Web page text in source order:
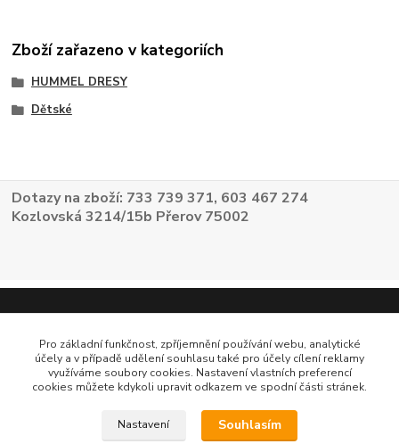
Zboží zařazeno v kategoriích
HUMMEL DRESY
Dětské
Dotazy na zboží: 733 739 371, 603 467 274
Kozlovská 3214/15b Přerov 75002
Pro základní funkčnost, zpříjemnění používání webu, analytické
účely a v případě udělení souhlasu také pro účely cílení reklamy
využíváme soubory cookies. Nastavení vlastních preferencí
cookies můžete kdykoli upravit odkazem ve spodní části stránek.
Nastavení Souhlasím